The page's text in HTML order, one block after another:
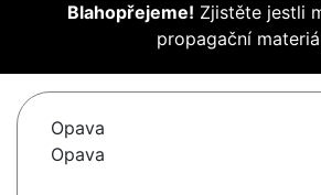
Blahopřejeme! Zjistěte jestli
propagační
Opava
Opava